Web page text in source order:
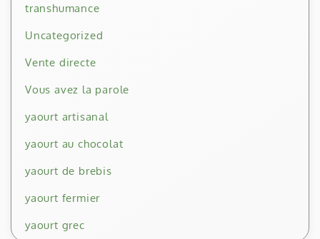
transhumance
Uncategorized
Vente directe
Vous avez la parole
yaourt artisanal
yaourt au chocolat
yaourt de brebis
yaourt fermier
yaourt grec